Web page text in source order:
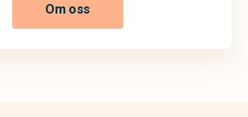
Om oss